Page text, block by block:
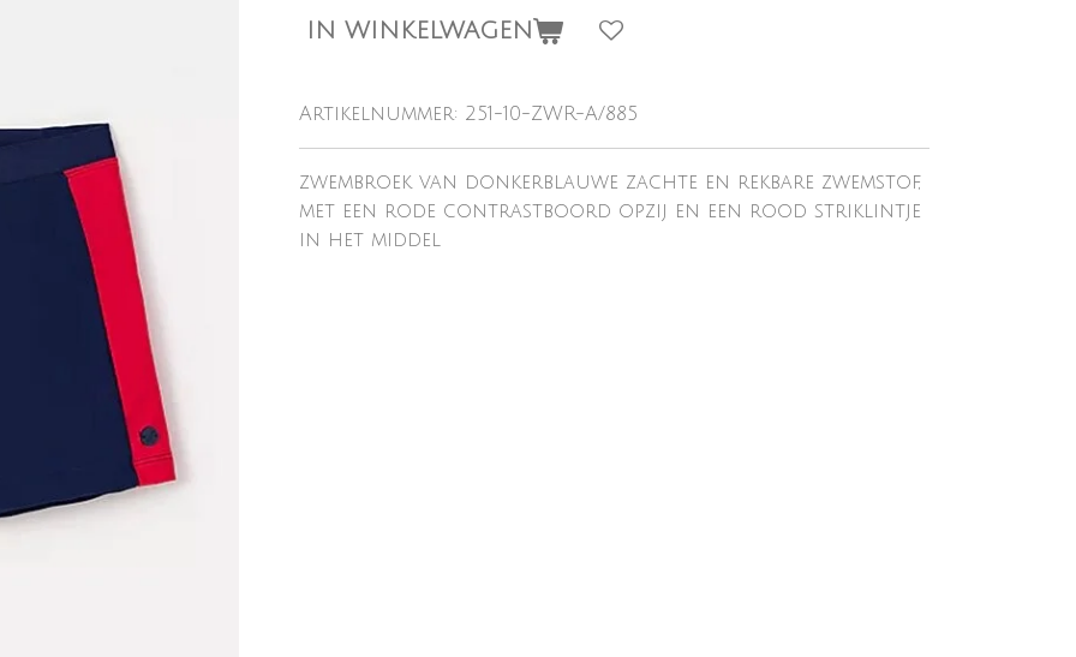
IN WINKELWAGEN
Artikelnummer: 251-10-ZWR-A/885
zwembroek van donkerblauwe zachte en rekbare zwemstof,
met een rode contrastboord opzij en een rood striklintje
in het middel